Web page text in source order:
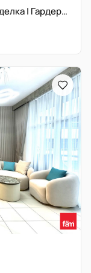
Вид на Бурж Халифа | Улучшенная отделка | Гардеробная